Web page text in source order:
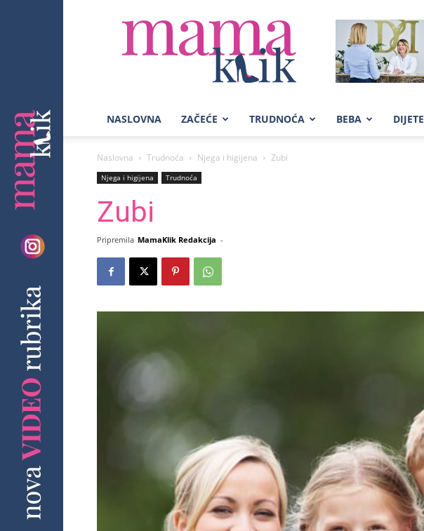
Mama
NASLOVNA ZAČEĆE TRUDNOĆA BEBA DIJETE
Naslovna Trudnoća Njega i higijena Zubi
Njega i higijena Trudnoća
Zubi
Pripremila MamaKlik Redakcija -